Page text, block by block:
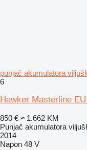
punjač akumulatora
6
Hawker Masterline
850 € ≈ 1.662 KM
Punjač akumulatora
2014
Napon 48 V